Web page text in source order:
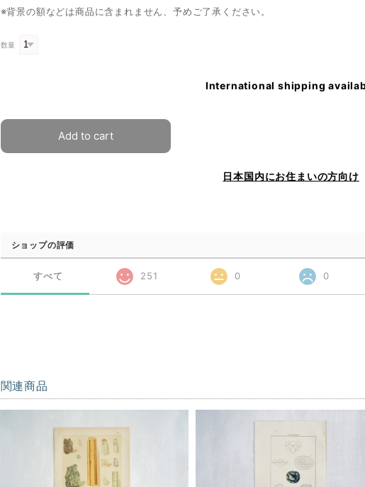
※背景の額などは商品に含まれません、予めご了承ください。
数量
International shipping
Add to cart
日本国内にお住まいの方向け
ショップの評価
すべて 251 0 0
関連商品